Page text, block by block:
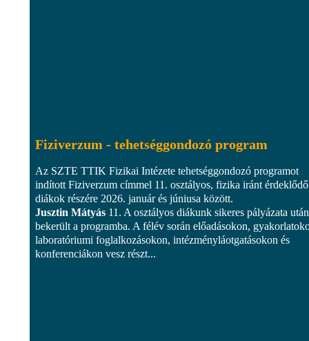
Fiziverzum - tehetséggondozó program
Az SZTE TTIK Fizikai Intézete tehetséggondozó programot
indított Fiziverzum címmel 11. osztályos, fizika iránt érdeklődő
diákok részére 2026. január és júniusa között.
Jusztin Mátyás 11. A osztályos diákunk sikeres pályázata után
bekerült a programba. A félév során előadásokon,
laboratóriumi foglalkozásokon, intézményláotgatásokon és
konferenciákon vesz részt...